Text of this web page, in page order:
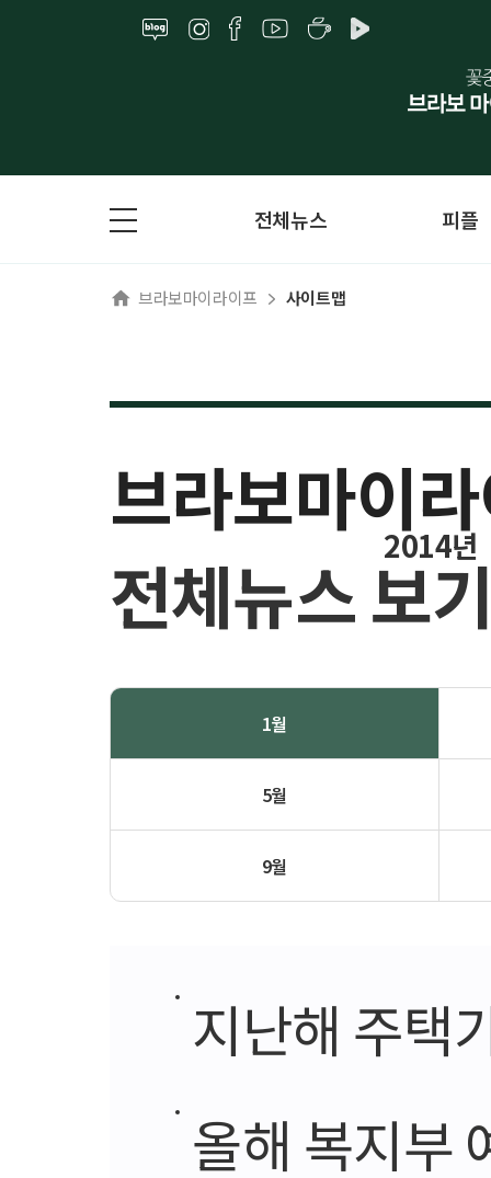
전체뉴스 피플
브라보마이라이프 사이트맵
브라보마이
전체뉴스 보
2014년
1월
5월
9월
지난해 주택
올해 복지부